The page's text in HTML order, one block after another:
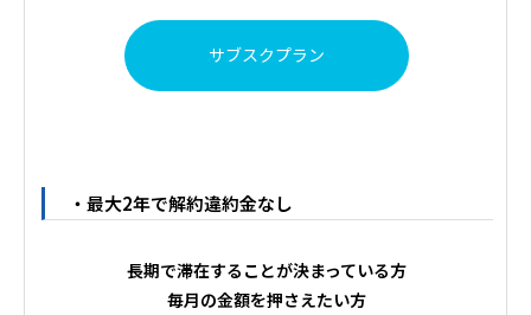
サブスクプラン
・最大2年で解約違約金なし
長期で滞在することが決まっている方
毎月の金額を押さえたい方